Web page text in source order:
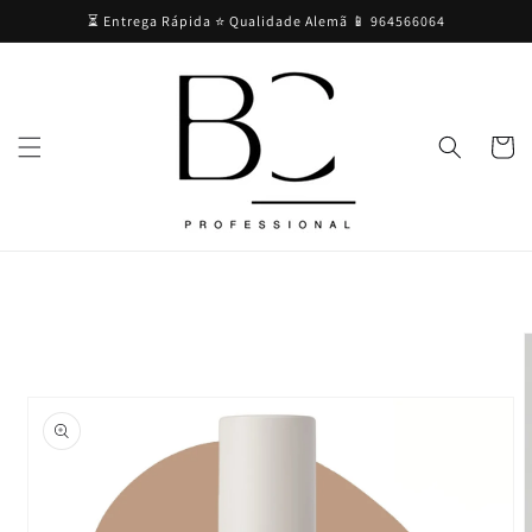
conteúdo
⏳ Entrega Rápida ⭐ Qualidade Alemã 📱 964566064